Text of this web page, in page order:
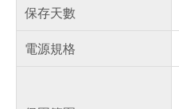
保存天數
電源規格